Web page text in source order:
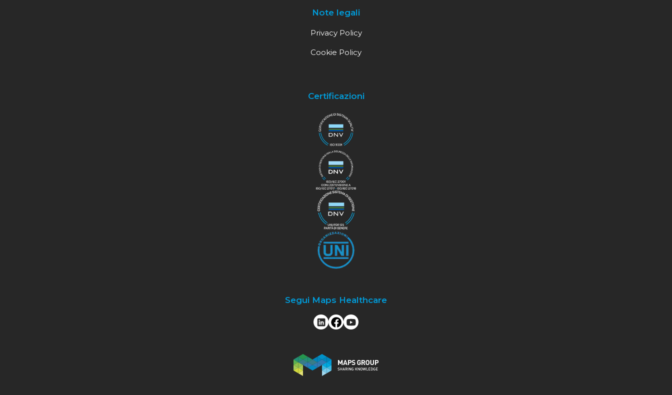
Note legali
Privacy Policy
Cookie Policy
Certificazioni
Segui Maps Healthcare